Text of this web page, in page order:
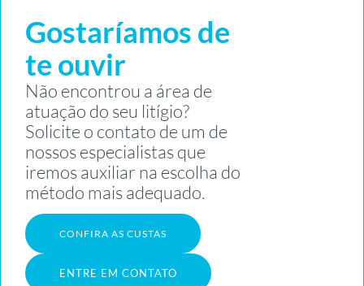
Gostaríamos de
te ouvir
Não encontrou a área de
atuação do seu litígio?
Solicite o contato de um de
nossos especialistas que
iremos auxiliar na escolha do
método mais adequado.
CONFIRA AS CUSTAS
ENTRE EM CONTATO